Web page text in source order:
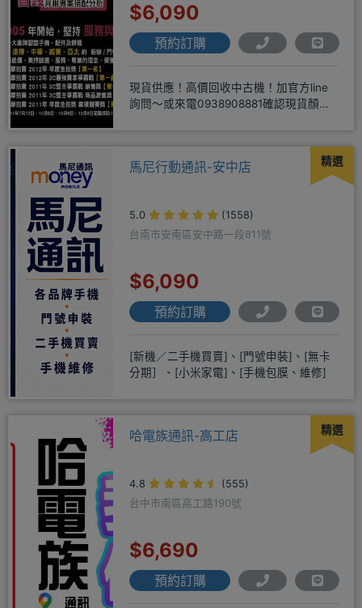
$6,090
預約訂購
現貨供應！高價回收中古機！加官方line
詢問～或來電0938908881確認現貨顏色
精選
馬尼行動通訊-安中店
5.0
(1558)
台南市安南區安中路一段811號
$6,090
預約訂購
[新機／二手機買賣]、[門號申裝]、[無卡
分期］、[小米家電]、[手機包膜、維修]
精選
哈電族通訊-高工店
4.8
(555)
台中市南區高工路190號
$6,690
預約訂購